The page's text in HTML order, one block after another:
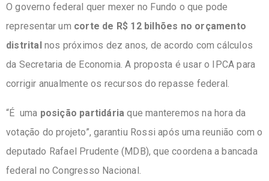
O governo federal quer mexer no Fundo o que pode
representar um corte de R$ 12 bilhões no orçamento
distritalnos próximos dez anos, de acordo com cálculos
da Secretaria de Economia. A proposta é usar o IPCA para
corrigir anualmente os recursos do repasse federal.
“É uma posição partidária que manteremos na hora da
votação do projeto”, garantiu Rossi após uma reunião com o
deputado Rafael Prudente (MDB), que coordena a bancada
federal no Congresso Nacional.